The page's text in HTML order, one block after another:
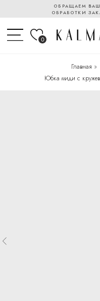
ОБРАЩАЕМ
ОБРАБОТКИ
0
Главная »
Юбка миди с